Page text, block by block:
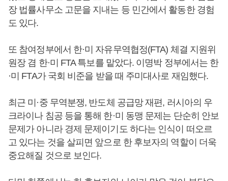
장 법률사무소 고문을 지내는 등 민간에서 활동한 경험
도 있다.
또 참여정부에서 한·미 자유무역협정(FTA) 체결 지원위
원장 겸 한·미 FTA 특보를 맡았다. 이명박 정부에서는 한
·미 FTA가 국회 비준을 받을 때 주미대사로 재임했다.
최근 미·중 무역분쟁, 반도체 공급망 재편, 러시아의 우
크라이나 침공 등을 통해 한·미 동맹 문제는 단순히 안보
문제가 아니라 경제 문제이기도 하다는 인식이 떠오르
고 있다는 것을 살피면 앞으로 한 후보자의 역할이 더욱
중요해질 것으로 보인다.